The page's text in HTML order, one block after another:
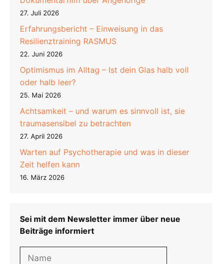
27. Juli 2026
Erfahrungsbericht – Einweisung in das
Resilienztraining RASMUS
22. Juni 2026
Optimismus im Alltag – Ist dein Glas halb voll
oder halb leer?
25. Mai 2026
Achtsamkeit – und warum es sinnvoll ist, sie
traumasensibel zu betrachten
27. April 2026
Warten auf Psychotherapie und was in dieser
Zeit helfen kann
16. März 2026
Sei mit dem Newsletter immer über neue
Beiträge informiert